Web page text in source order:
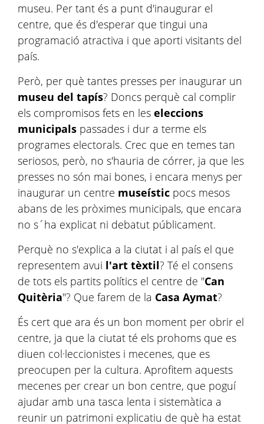
museu. Per tant és a punt d'inaugurar el
centre, que és d'esperar que tingui una
programació atractiva i que aporti visitants del
país.
Però, per què tantes presses per inaugurar un
museu del tapís? Doncs perquè cal complir
els compromisos fets en les eleccions
municipals passades i dur a terme els
programes electorals. Crec que en temes tan
seriosos, però, no s'hauria de córrer, ja que les
presses no són mai bones, i encara menys per
inaugurar un centre museístic pocs mesos
abans de les pròximes municipals, que encara
no s´ha explicat ni debatut públicament.
Perquè no s'explica a la ciutat i al país el que
representem avui l'art tèxtil? Té el consens
de tots els partits polítics el centre de "Can
Quitèria"? Que farem de la Casa Aymat?
És cert que ara és un bon moment per obrir el
centre, ja que la ciutat té els prohoms que es
diuen col·leccionistes i mecenes, que es
preocupen per la cultura. Aprofitem aquests
mecenes per crear un bon centre, que poguí
ajudar amb una tasca lenta i sistemàtica a
reunir un patrimoni explicatiu de què ha estat